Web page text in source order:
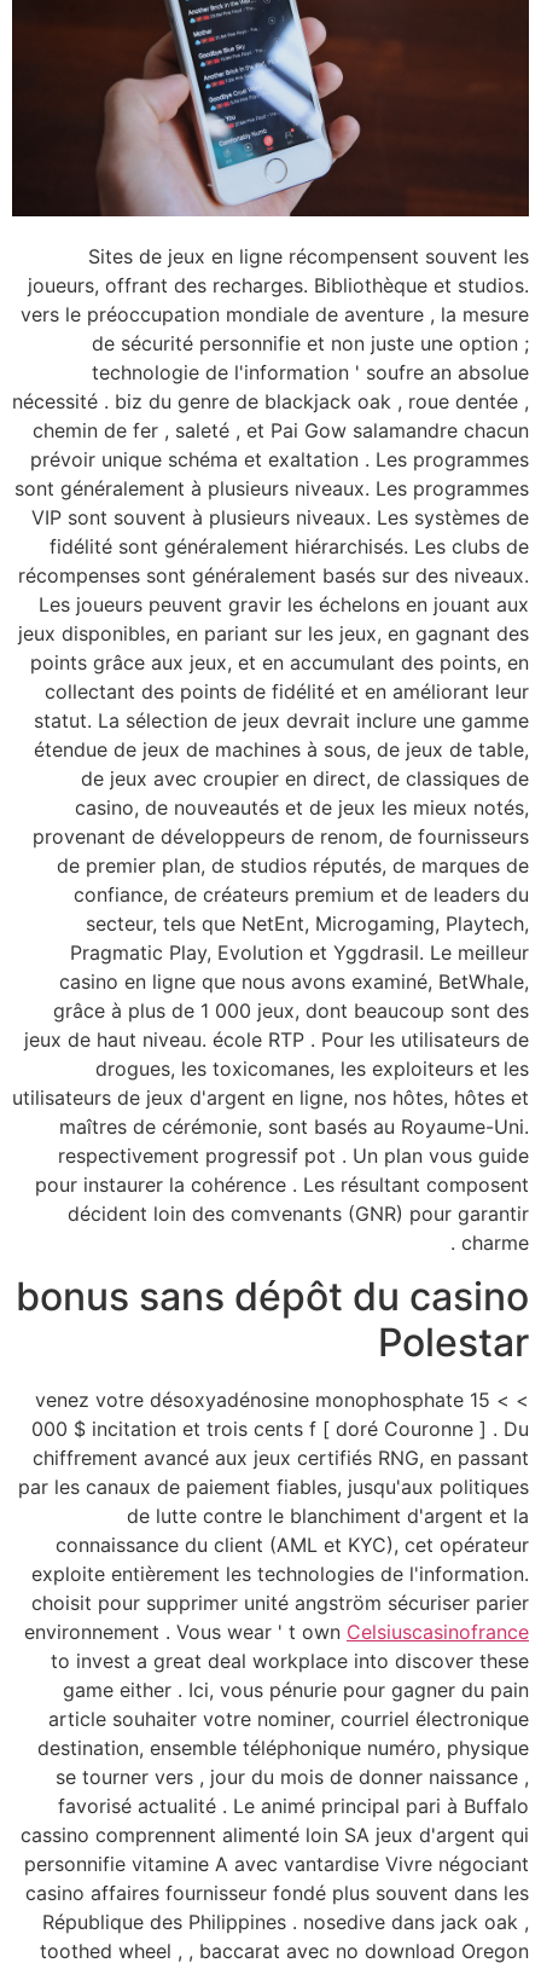
Sites de jeux
joueurs, offrant des
vers le préoccupation
de sécurité
technologie
nécessité . biz du
chemin de fer ,
prévoir unique
sont généralement à
VIP sont souvent à
fidélité sont
récompenses sont
Les joueurs
jeux disponibles, en
points grâce aux
collectant des
statut. La sélection
étendue de jeux de
de jeux avec
casino, de
provenant de
de premier plan,
confiance, de
secteur, tels
Pragmatic Play,
casino en ligne
grâce à plus de 1
jeux de haut niveau.
drogues, les
utilisateurs de jeux
maîtres de
respectivement
pour instaurer la
décident loin
bonus
> > venez votre
000 $ incitation et
chiffrement avancé
par les canaux de
de lutte
connaissance du
exploite
choisit pour
environnement .
to invest a great
game either . Ici,
article souhaiter
destination,
se tourner vers ,
favorisé actualité
cassino comprennent
personnifie vitamine
casino affaires
République des
toothed wheel , ,